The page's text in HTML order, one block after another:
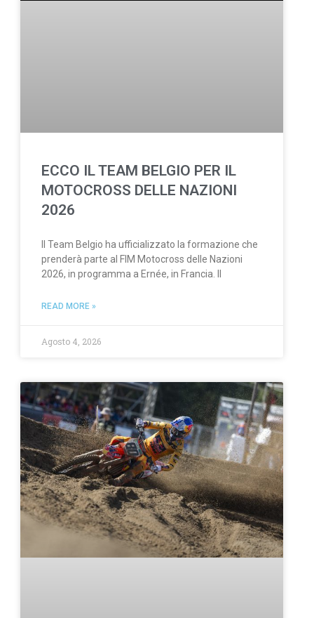
ECCO IL TEAM BELGIO PER IL
MOTOCROSS DELLE NAZIONI
2026
Il Team Belgio ha ufficializzato la formazione che
prenderà parte al FIM Motocross delle Nazioni
2026, in programma a Ernée, in Francia. Il
READ MORE »
Agosto 4, 2026